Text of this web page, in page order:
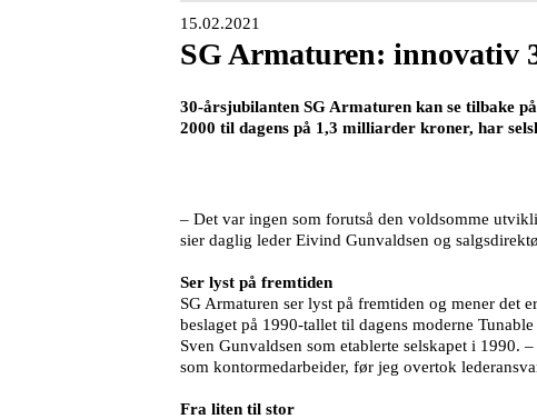
15.02.2021
SG Armaturen: innovativ
30-årsjubilanten SG Armaturen kan se tilbake
2000 til dagens på 1,3 milliarder kroner, har
– Det var ingen som forutså den voldsomme
sier daglig leder Eivind Gunvaldsen og
Ser lyst på fremtiden
SG Armaturen ser lyst på fremtiden og mener det
beslaget på 1990-tallet til dagens moderne
Sven Gunvaldsen som etablerte selskapet i 1990.
som kontormedarbeider, før jeg overtok
Fra liten til stor